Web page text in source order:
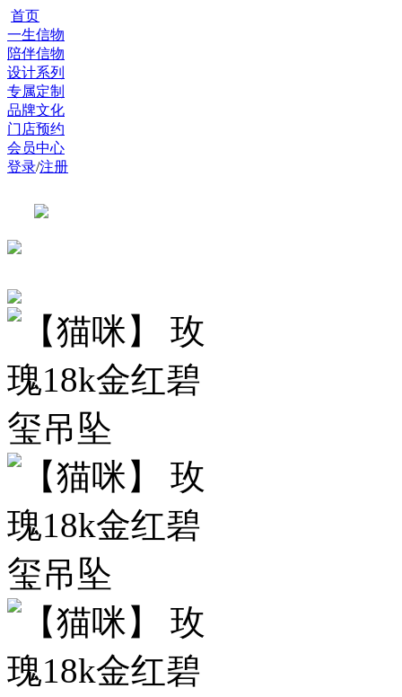
首页
一生信物
陪伴信物
设计系列
专属定制
品牌文化
门店预约
会员中心
登录/注册